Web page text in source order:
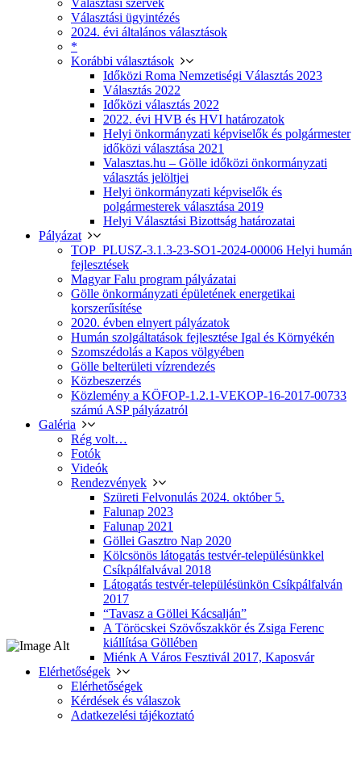
Választási szervek
Választási ügyintézés
2024. évi általános választások
*
Korábbi választások
Időközi Roma Nemzetiségi Választás 2023
Választás 2022
Időközi választás 2022
2022. évi HVB és HVI határozatok
Helyi önkormányzati képviselők és polgármester
időközi választása 2021
Valasztas.hu – Gölle időközi önkormányzati
választás jelöltjei
Helyi önkormányzati képviselők és
polgármesterek választása 2019
Helyi Választási Bizottság határozatai
Pályázat
TOP_PLUSZ-3.1.3-23-SO1-2024-00006 Helyi humán
fejlesztések
Magyar Falu program pályázatai
Gölle önkormányzati épületének energetikai
korszerűsítése
2020. évben elnyert pályázatok
Humán szolgáltatások fejlesztése Igal és Környékén
Szomszédolás a Kapos völgyében
Gölle belterületi vízrendezés
Közbeszerzés
Közlemény a KÖFOP-1.2.1-VEKOP-16-2017-00733
számú ASP pályázatról
Galéria
Rég volt…
Fotók
Videók
Rendezvények
Szüreti Felvonulás 2024. október 5.
Falunap 2023
Falunap 2021
Göllei Gasztro Nap 2020
Kölcsönös látogatás testvér-településünkkel
Csíkpálfalvával 2018
Látogatás testvér-településünkön Csíkpálfalván
2017
“Tavasz a Göllei Kácsalján”
A Töröcskei Szövőszakkör és Zsiga Ferenc
kiállítása Göllében
Miénk A Város Fesztivál 2017, Kaposvár
Elérhetőségek
Elérhetőségek
Kérdések és válaszok
Adatkezelési tájékoztató